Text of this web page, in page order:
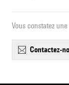
Vous constatez
contactez-